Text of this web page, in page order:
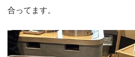
合ってます。